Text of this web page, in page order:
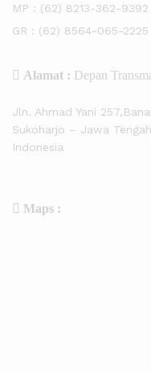
MP : (62) 8213-362-9392
GR : (62) 8564-065-2225
Alamat : Depan
Jln. Ahmad Yani
Sukoharjo – Jawa Tengah
Indonesia
Maps :